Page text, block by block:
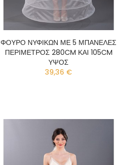
ΦΟΥΡΟ ΝΥΦΙΚΩΝ ΜΕ 5 ΜΠΑΝΕΛΕΣ
ΠΕΡΙΜΕΤΡΟΣ 280CM ΚΑΙ 105CM
ΥΨΟΣ
39,36 €